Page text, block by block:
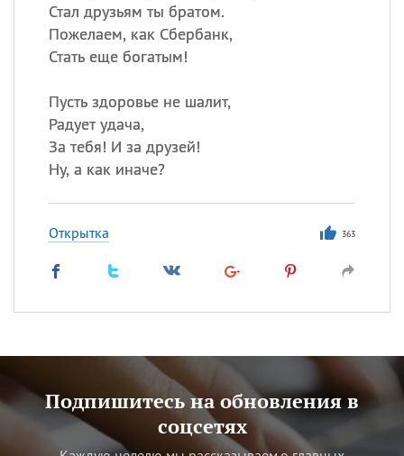
Стал друзьям ты братом.
Пожелаем, как Сбербанк,
Стать еще богатым!
Пусть здоровье не шалит,
Радует удача,
За тебя! И за друзей!
Ну, а как иначе?
Открытка 363
Подпишитесь на обновления в
соцсетях